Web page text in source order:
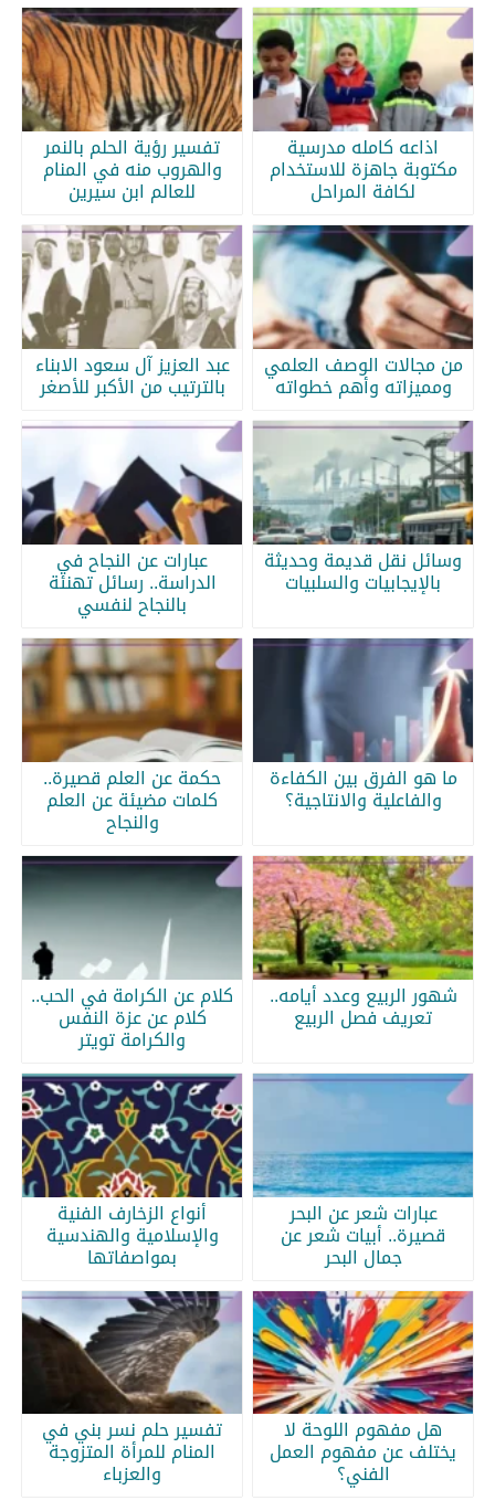
اذاعه كامله مدرسية
مكتوبة جاهزة للاستخدام
لكافة المراحل
تفسير رؤية الحلم بالنمر
والهروب منه في المنام
للعالم ابن سيرين
من مجالات الوصف العلمي
ومميزاته وأهم خطواته
عبد العزيز آل سعود الابناء
بالترتيب من الأكبر للأصغر
وسائل نقل قديمة وحديثة
بالإيجابيات والسلبيات
عبارات عن النجاح في
الدراسة.. رسائل تهنئة
بالنجاح لنفسي
ما هو الفرق بين الكفاءة
والفاعلية والانتاجية؟
حكمة عن العلم قصيرة..
كلمات مضيئة عن العلم
والنجاح
شهور الربيع وعدد أيامه..
تعريف فصل الربيع
كلام عن الكرامة في الحب..
كلام عن عزة النفس
والكرامة تويتر
عبارات شعر عن البحر
قصيرة.. أبيات شعر عن
جمال البحر
أنواع الزخارف الفنية
والإسلامية والهندسية
بمواصفاتها
هل مفهوم اللوحة لا
يختلف عن مفهوم العمل
الفني؟
تفسير حلم نسر بني في
المنام للمرأة المتزوجة
والعزباء